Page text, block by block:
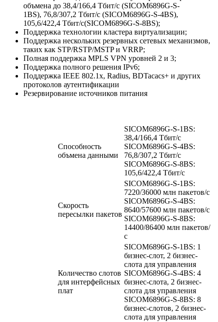
объмена до 38,4/166,4 Тбит/с (SICOM6896G-S-
1BS), 76,8/307,2 Тбит/с (SICOM6896G-S-4BS),
105,6/422,4 Тбит/с(SICOM6896G-S-8BS);
Поддержка технологии кластера виртуализации;
Поддержка нескольких резервных сетевых механизмов,
таких как STP/RSTP/MSTP и VRRP;
Полная поддержка MPLS VPN уровней 2 и 3;
Поддержка полного решения IPv6;
Поддержка IEEE 802.1x, Radius, BDTacacs+ и других
протоколов аутентификации
Резервирование источников питания
Способность
объмена данными
SICOM6896G-S-1BS:
38,4/166,4 Тбит/с
SICOM6896G-S-4BS:
76,8/307,2 Тбит/с
SICOM6896G-S-8BS:
105,6/422,4 Тбит/с
Скорость
пересылки пакетов
SICOM6896G-S-1BS:
7220/36000 млн пакетов/с
SICOM6896G-S-4BS:
8640/57600 млн пакетов/с
SICOM6896G-S-8BS:
14400/86400 млн пакетов/
с
Количество слотов
для интерфейсных
плат
SICOM6896G-S-1BS: 1
бизнес-слот, 2 бизнес-
слота для управления
SICOM6896G-S-4BS: 4
бизнес-слота, 2 бизнес-
слота для управления
SICOM6896G-S-8BS: 8
бизнес-слотов, 2 бизнес-
слота для управления